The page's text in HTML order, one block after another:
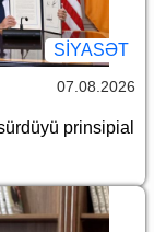
SİYASƏT
07.08.2026
prinsipial